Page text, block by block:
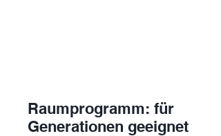
Raumprogramm: für
Generationen geeignet